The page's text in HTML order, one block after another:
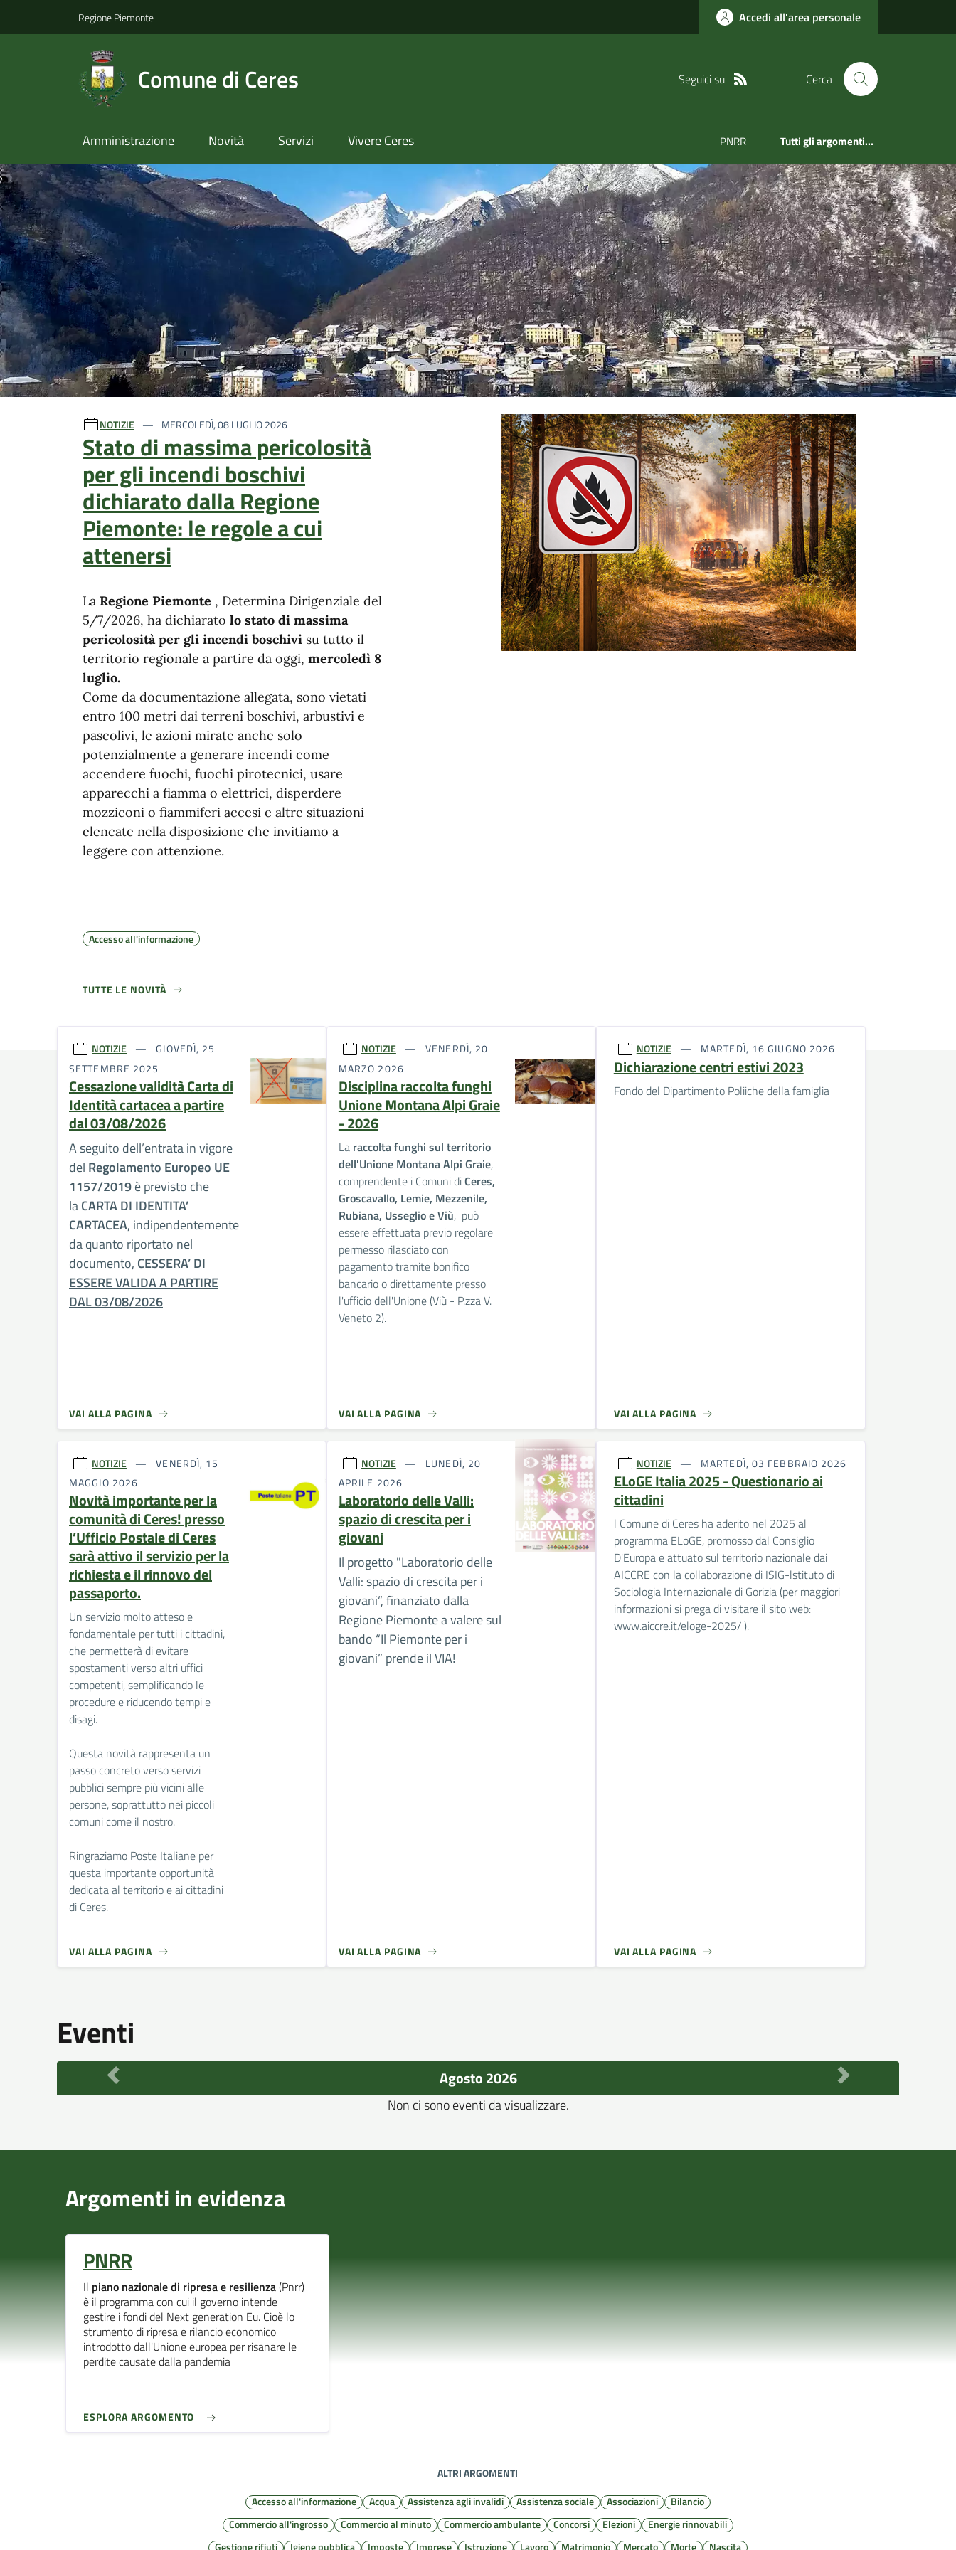
Regione Piemonte Accedi all'area personale
Comune di Ceres Seguici su Cerca
Amministrazione Novità Servizi Vivere Ceres PNRR Tutti gli argomenti...
Ultime notizie
NOTIZIE MERCOLEDÌ, 08 LUGLIO 2026
Stato di massima pericolosità
per gli incendi boschivi
dichiarato dalla Regione
Piemonte: le regole a cui
attenersi
La Regione Piemonte , Determina Dirigenziale del
5/7/2026, ha dichiarato lo stato di massima
pericolosità per gli incendi boschivi su tutto il
territorio regionale a partire da oggi, mercoledì 8
luglio.
Come da documentazione allegata, sono vietati
entro 100 metri dai terreni boschivi, arbustivi e
pascolivi, le azioni mirate anche solo
potenzialmente a generare incendi come
accendere fuochi, fuochi pirotecnici, usare
apparecchi a fiamma o elettrici, disperdere
mozziconi o fiammiferi accesi e altre situazioni
elencate nella disposizione che invitiamo a
leggere con attenzione.
Accesso all'informazione
TUTTE LE NOVITÀ
NOTIZIE
GIOVEDÌ, 25
SETTEMBRE 2025
Cessazione validità Carta di
Identità cartacea a partire
dal 03/08/2026
A seguito dell’entrata in vigore
del Regolamento Europeo UE
1157/2019è previsto che
laCARTA DI IDENTITA’
CARTACEA, indipendentemente
da quanto riportato nel
documento, CESSERA’ DI
ESSERE VALIDA A PARTIRE
DAL 03/08/2026
VAI ALLA PAGINA
NOTIZIE
VENERDÌ, 20
MARZO 2026
Disciplina raccolta funghi
Unione Montana Alpi Graie
- 2026
La raccolta funghi sul territorio
dell'Unione Montana Alpi Graie,
comprendente i Comuni diCeres,
Groscavallo, Lemie, Mezzenile,
Rubiana, Usseglio e Viù, può
essere effettuata previo regolare
permesso rilasciato con
pagamento tramite bonifico
bancario o direttamente presso
l'ufficio dell'Unione (Viù - P.zza V.
Veneto 2).
VAI ALLA PAGINA
NOTIZIE MARTEDÌ, 16 GIUGNO 2026
Dichiarazione centri estivi 2023
Fondo del Dipartimento Poliiche della famiglia
VAI ALLA PAGINA
NOTIZIE
VENERDÌ, 15
MAGGIO 2026
Novità importante per la
comunità di Ceres! presso
l’Ufficio Postale di Ceres
sarà attivo il servizio per la
richiesta e il rinnovo del
passaporto.
Un servizio molto atteso e
fondamentale per tutti i cittadini,
che permetterà di evitare
spostamenti verso altri uffici
competenti, semplificando le
procedure e riducendo tempi e
disagi.
Questa novità rappresenta un
passo concreto verso servizi
pubblici sempre più vicini alle
persone, soprattutto nei piccoli
comuni come il nostro.
Ringraziamo Poste Italiane per
questa importante opportunità
dedicata al territorio e ai cittadini
di Ceres.
VAI ALLA PAGINA
NOTIZIE
LUNEDÌ, 20
APRILE 2026
Laboratorio delle Valli:
spazio di crescita per i
giovani
Il progetto "Laboratorio delle
Valli: spazio di crescita per i
giovani”, finanziato dalla
Regione Piemonte a valere sul
bando “Il Piemonte per i
giovani” prende il VIA!
VAI ALLA PAGINA
NOTIZIE MARTEDÌ, 03 FEBBRAIO 2026
ELoGE Italia 2025 - Questionario ai
cittadini
l Comune di Ceres ha aderito nel 2025 al
programma ELoGE, promosso dal Consiglio
D'Europa e attuato sul territorio nazionale dai
AICCRE con la collaborazione di ISIG-lstituto di
Sociologia Internazionale di Gorizia (per maggiori
informazioni si prega di visitare il sito web:
www.aiccre.it/eloge-2025/ ).
VAI ALLA PAGINA
Eventi
Agosto 2026
Non ci sono eventi da visualizzare.
Argomenti in evidenza
PNRR
Il piano nazionale di ripresa e resilienza(Pnrr)
è il programma con cui il governo intende
gestire i fondi del Next generation Eu. Cioè lo
strumento di ripresa e rilancio economico
introdotto dall'Unione europea per risanare le
perdite causate dalla pandemia
ESPLORA ARGOMENTO
ALTRI ARGOMENTI
Accesso all'informazione
Acqua Assistenza agli invalidi Assistenza sociale Associazioni
Bilancio
Commercio all'ingrosso
Commercio al minuto Commercio ambulante Concorsi Elezioni
Energie rinnovabili
Gestione rifiuti
Igiene pubblica Imposte Imprese Istruzione Lavoro Matrimonio Mercato Morte Nascita